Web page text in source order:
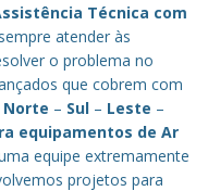
Técnica com
atender às
o problema no
que cobrem com
Norte – Sul – Leste –
equipamentos de Ar
equipe extremamente
projetos para